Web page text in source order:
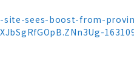
sees-boost-from-